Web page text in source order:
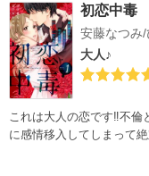
初恋中毒
安藤なつみ
大人♪
これは大人の恋です‼︎不倫
に感情移入してしまって